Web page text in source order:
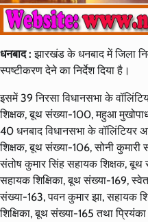
धनबाद : झारखंड के धनबाद में जिला
स्पष्टीकरण देने का निर्देश दिया है।
इसमें 39 निरसा विधानसभा के
शिक्षक, बूथ संख्या-100, महुआ
40 धनबाद विधानसभा के वॉलिंटियर
शिक्षक, बूथ संख्या-106, सोनी कुमारी
संतोष कुमार सिंह सहायक शिक्षक, बूथ
सहायक शिक्षिका, बूथ संख्या-169,
संख्या-163, पवन कुमार झा, सहायक
शिक्षिका, बूथ संख्या-165 तथा